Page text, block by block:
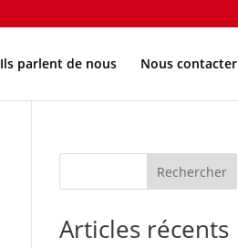
Ils parlent de nous Nous contacter
Rechercher
Articles récents